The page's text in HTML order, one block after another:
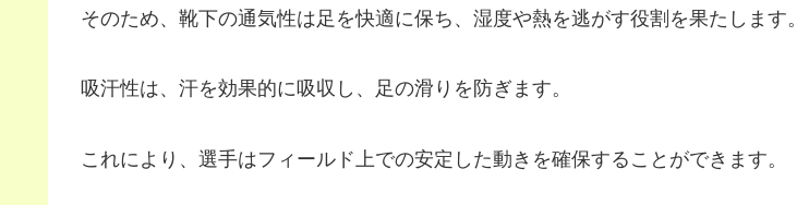
そのため、靴下の通気性は足を快適に保ち、湿度や熱を逃がす役割を果たします。
吸汗性は、汗を効果的に吸収し、足の滑りを防ぎます。
これにより、選手はフィールド上での安定した動きを確保することができます。